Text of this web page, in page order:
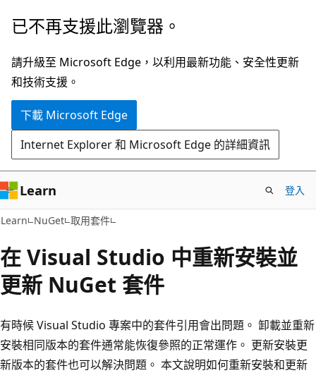
跳
主
要
內
已不再支援此瀏覽器。
請升級至 Microsoft Edge，以利用最新功能、安全性更新
和技術支援。
下載 Microsoft Edge
Internet Explorer 和 Microsoft Edge 的詳細資訊
Learn 登入
Learn NuGet 取用套件
在 Visual Studio 中重新安裝並
更新 NuGet 套件
有時候 Visual Studio 專案中的套件引用會出問題。 卸載並重新
安裝相同版本的套件通常能恢復參照的正常運作。 更新安裝更
新版本的套件也可以解決問題。 本文說明如何重新安裝和更新